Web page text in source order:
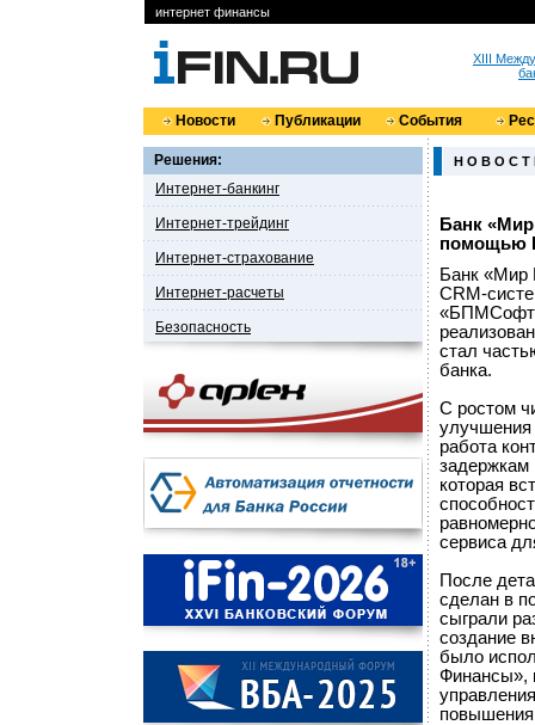
интернет финансы
XIII
Новости Публикации События
Решения:
Интернет-банкинг
Интернет-трейдинг
Интернет-страхование
Интернет-расчеты
Безопасность
Н О В О С Т
Банк «Мир
помощью
Банк «Мир
CRM-
стал
банка.
С ростом
улучшения
работа
задержкам
которая
сервиса
После
сделан в
сыграли
создание
было
Финансы»,
повышения